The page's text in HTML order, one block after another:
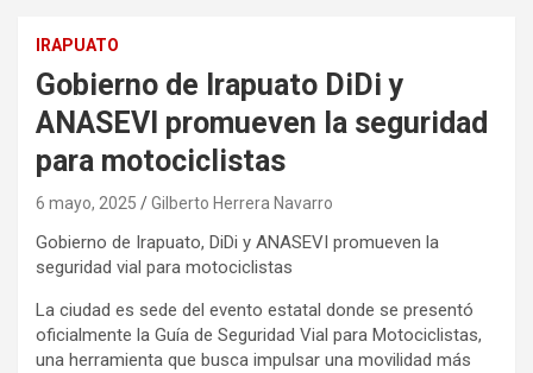
IRAPUATO
Gobierno de Irapuato DiDi y
ANASEVI promueven la seguridad
para motociclistas
6 mayo, 2025 Gilberto Herrera Navarro
Gobierno de Irapuato, DiDi y ANASEVI promueven la
seguridad vial para motociclistas
La ciudad es sede del evento estatal donde se presentó
oficialmente la Guía de Seguridad Vial para Motociclistas,
una herramienta que busca impulsar una movilidad más